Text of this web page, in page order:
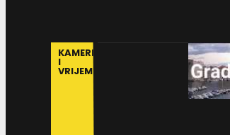
KAMERE
I
VRIJEME